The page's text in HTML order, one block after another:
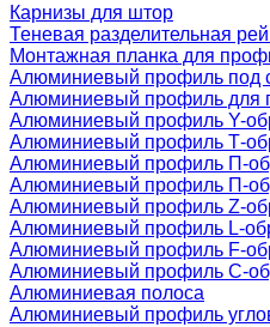
Карнизы для штор
Теневая разделительная
Монтажная планка для
Алюминиевый профиль под
Алюминиевый профиль для
Алюминиевый профиль Y-
Алюминиевый профиль Т-
Алюминиевый профиль П-
Алюминиевый профиль П-
Алюминиевый профиль Z-
Алюминиевый профиль L-
Алюминиевый профиль F-
Алюминиевый профиль C-
Алюминиевая полоса
Алюминиевый профиль